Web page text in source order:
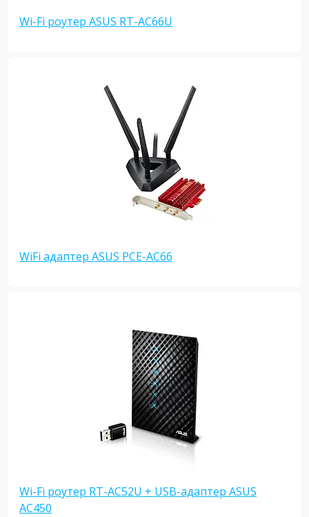
Wi-Fi роутер ASUS RT-AC66U
WiFi адаптер ASUS PCE-AC66
Wi-Fi роутер RT-AC52U + USB-адаптер ASUS
AC450